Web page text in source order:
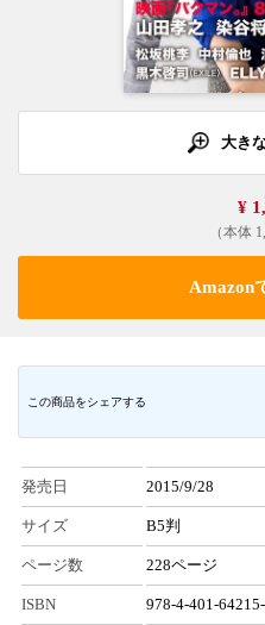
大き
¥
（本体
Amazon
この商品をシェアする
発売日 2015/9/28
サイズ B5判
ページ数 228ページ
ISBN 978-4-401-